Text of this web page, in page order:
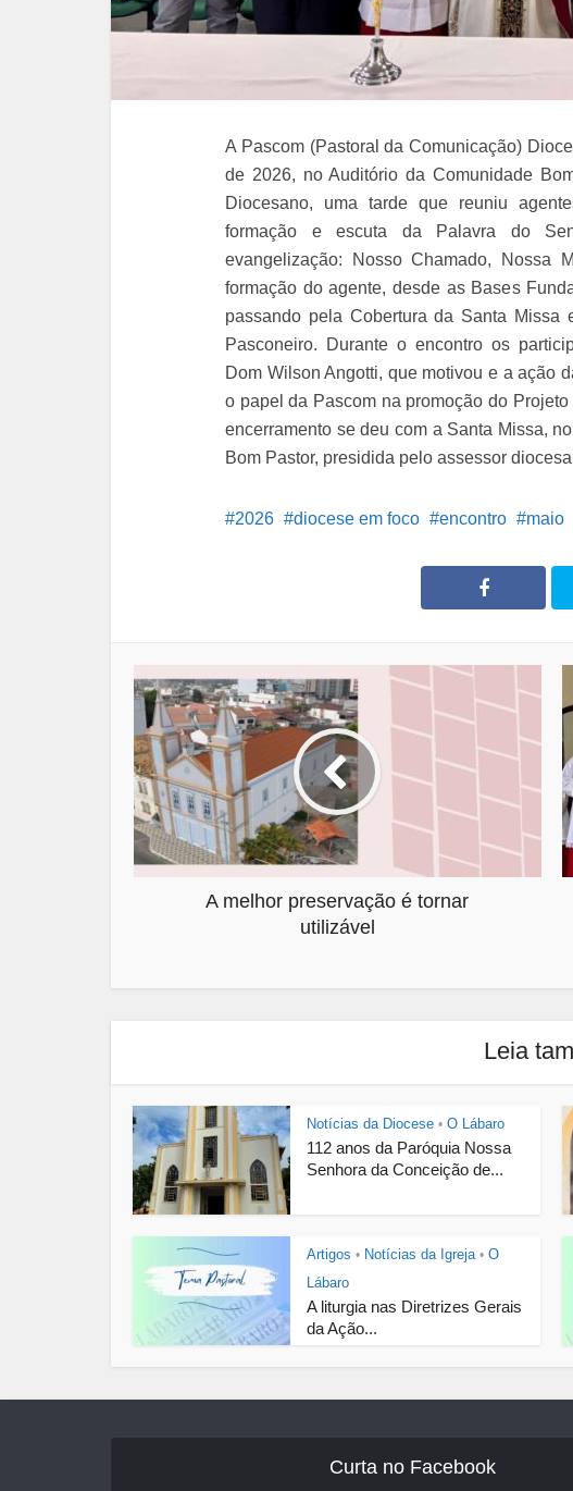
A Pascom (Pastoral da Comunicação)
de 2026, no Auditório da Comunidade
Diocesano, uma tarde que reuniu
formação e escuta da Palavra do
evangelização: Nosso Chamado, Nossa
formação do agente, desde as Bases
passando pela Cobertura da Santa
Pasconeiro. Durante o encontro os
Dom Wilson Angotti, que motivou e a ação
o papel da Pascom na promoção do
encerramento se deu com a Santa Missa,
Bom Pastor, presidida pelo assessor
2026 diocese em foco encontro maio
A melhor preservação é tornar
utilizável
Leia
Notícias da Diocese • O Lábaro
112 anos da Paróquia Nossa
Senhora da Conceição de...
Artigos • Notícias da Igreja • O
Lábaro
A liturgia nas Diretrizes Gerais
da Ação...
Curta no Facebook